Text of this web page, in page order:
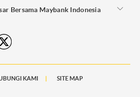
Bersama Maybank Indonesia
KAMI SITE MAP